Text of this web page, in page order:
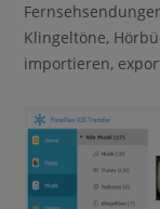
Klingeltöne,
importieren,